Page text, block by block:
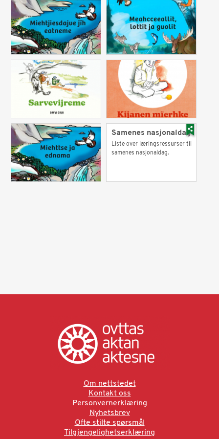
Samenes nasjonaldag
Liste over læringsressurser til
samenes nasjonaldag.
Om nettstedet
Kontakt oss
Personvernerklæring
Nyhetsbrev
Ofte stilte spørsmål
Tilgjengelighetserklæring